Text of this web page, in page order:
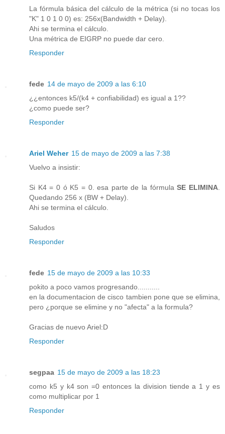
La fórmula básica del cálculo de la métrica (si no tocas los
"K" 1 0 1 0 0) es: 256x(Bandwidth + Delay).
Ahi se termina el cálculo.
Una métrica de EIGRP no puede dar cero.
Responder
fede 14 de mayo de 2009 a las 6:10
¿¿entonces k5/(k4 + confiabilidad) es igual a 1??
¿como puede ser?
Responder
Ariel Weher 15 de mayo de 2009 a las 7:38
Vuelvo a insistir:
Si K4 = 0 ó K5 = 0. esa parte de la fórmulaSE ELIMINA
Quedando 256 x (BW + Delay).
Ahi se termina el cálculo.
Saludos
Responder
fede 15 de mayo de 2009 a las 10:33
pokito a poco vamos progresando...........
en la documentacion de cisco tambien pone que se elimina,
pero ¿porque se elimine y no "afecta" a la formula?
Gracias de nuevo Ariel:D
Responder
segpaa 15 de mayo de 2009 a las 18:23
como k5 y k4 son =0 entonces la division tiende a 1 y es
como multiplicar por 1
Responder